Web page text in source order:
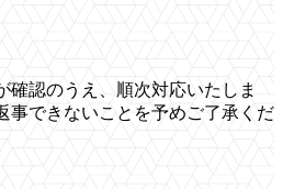
確認のうえ、順次対応いたしま
事できないことを予めご了承くだ